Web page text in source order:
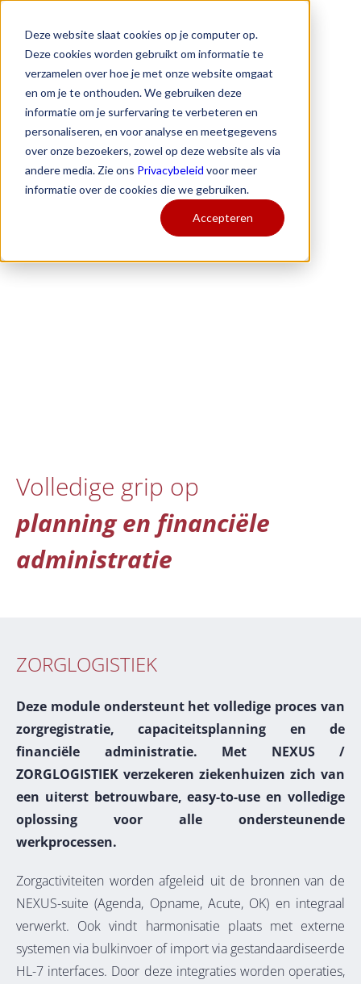
Deze website slaat cookies op je computer op.
Deze cookies worden gebruikt om informatie te
verzamelen over hoe je met onze website omgaat
en om je te onthouden. We gebruiken deze
informatie om je surfervaring te verbeteren en
personaliseren, en voor analyse en meetgegevens
over onze bezoekers, zowel op deze website als via
andere media. Zie ons Privacybeleid voor meer
informatie over de cookies die we gebruiken.
Accepteren
Volledige grip op
planning en financiële
administratie
ZORGLOGISTIEK
Deze module ondersteunt het volledige proces van
zorgregistratie, capaciteitsplanning en de
financiële administratie. Met NEXUS /
ZORGLOGISTIEK verzekeren ziekenhuizen zich van
een uiterst betrouwbare, easy-to-use en volledige
oplossing voor alle ondersteunende
werkprocessen.
Zorgactiviteiten worden afgeleid uit de bronnen van de
NEXUS-suite (Agenda, Opname, Acute, OK) en integraal
verwerkt. Ook vindt harmonisatie plaats met externe
systemen via bulkinvoer of import via gestandaardiseerde
HL-7 interfaces. Door deze integraties worden operaties,